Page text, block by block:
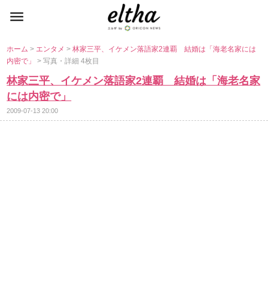
ホーム> エンタメ>林家三平、イケメン落語家2連覇 結婚は「海老名家には
内密で」> 写真・詳細 4枚目
林家三平、イケメン落語家2連覇 結婚は「海老名家
には内密で」
2009-07-13 20:00